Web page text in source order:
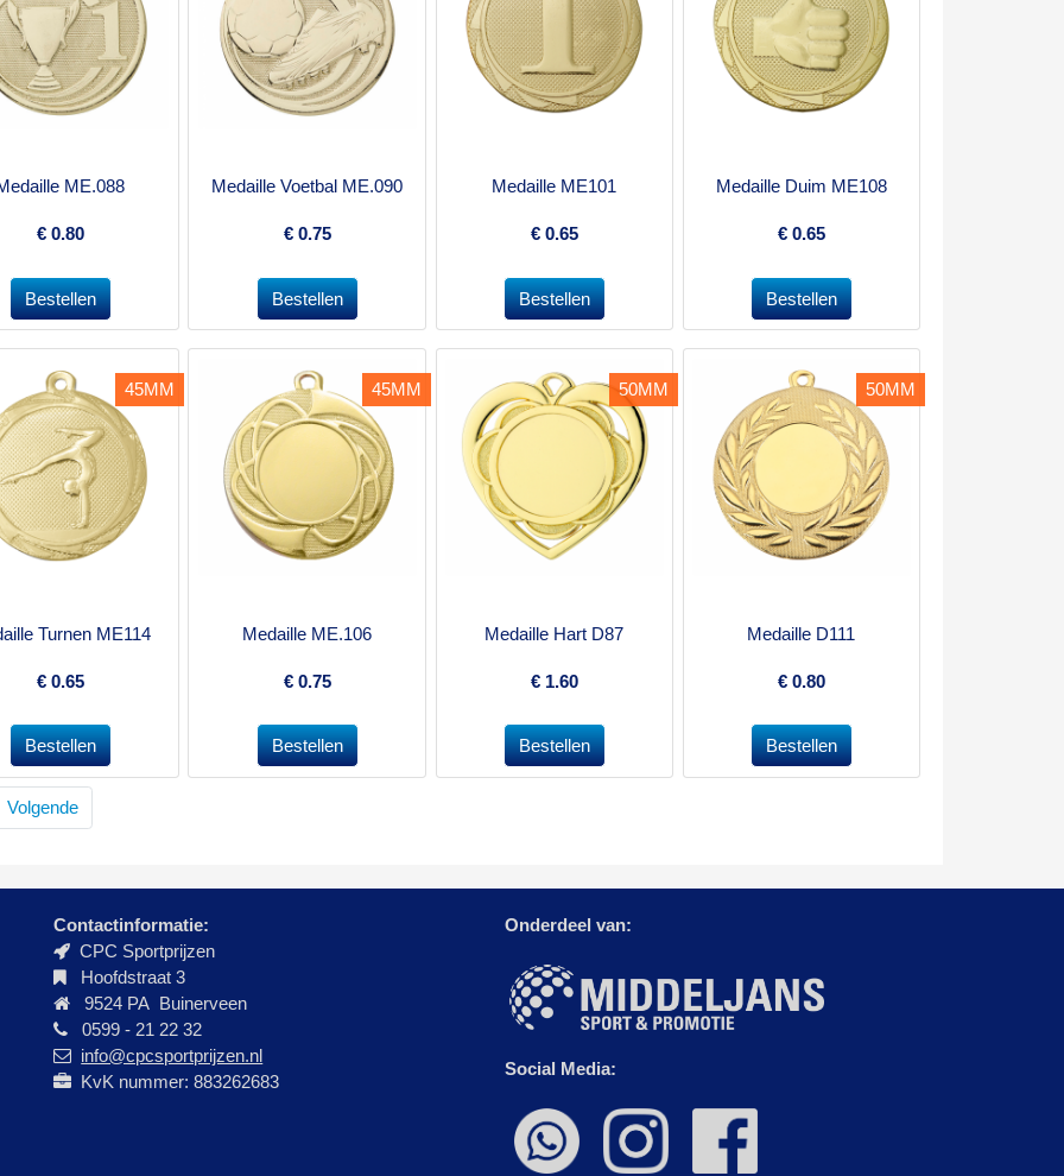
ME.088
€ 0.80
Medaille Voetbal ME.090
€ 0.75
Medaille ME101
€ 0.65
Medaille Duim ME108
€ 0.65
45MM
Turnen ME114
€ 0.65
45MM
Medaille ME.106
€ 0.75
50MM
Medaille Hart D87
€ 1.60
50MM
Medaille D111
€ 0.80
Volgende
Contactinformatie:
CPC Sportprijzen
Hoofdstraat 3
9524 PA Buinerveen
0599 - 21 22 32
info@cpcsportprijzen.nl
KvK nummer: 883262683
Onderdeel van:
Social Media: